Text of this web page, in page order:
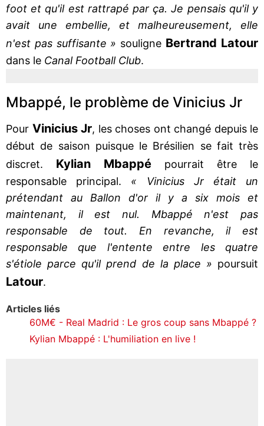
foot et qu'il est rattrapé par ça. Je pensais qu'il y
avait une embellie, et malheureusement, elle
n'est pas suffisante » souligne Bertrand Latour
dans le Canal Football Club.
Mbappé, le problème de Vinicius Jr
Pour Vinicius Jr, les choses ont changé depuis le
début de saison puisque le Brésilien se fait très
discret. Kylian Mbappé pourrait être le
responsable principal. « Vinicius Jr était un
prétendant au Ballon d'or il y a six mois et
maintenant, il est nul. Mbappé n'est pas
responsable de tout. En revanche, il est
responsable que l'entente entre les quatre
s'étiole parce qu'il prend de la place » poursuit
Latour.
Articles liés
60M€ - Real Madrid : Le gros coup sans Mbappé ?
Kylian Mbappé : L'humiliation en live !